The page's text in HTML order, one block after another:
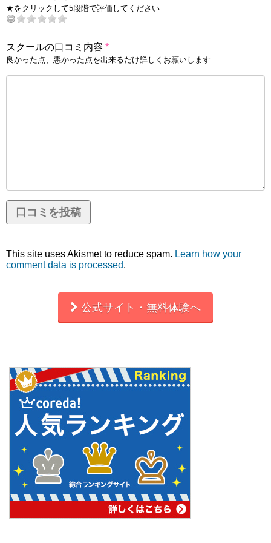
★をクリックして5段階で評価してください
スクールの口コミ内容 *
良かった点、悪かった点を出来るだけ詳しくお願いします
This site uses Akismet to reduce spam. Learn how your
comment data is processed.
公式サイト・無料体験へ